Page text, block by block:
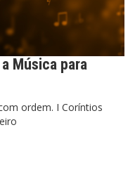
Música para
ordem. I Coríntios